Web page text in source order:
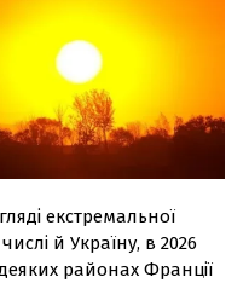
екстремальної
й Україну, в 2026
районах Франції